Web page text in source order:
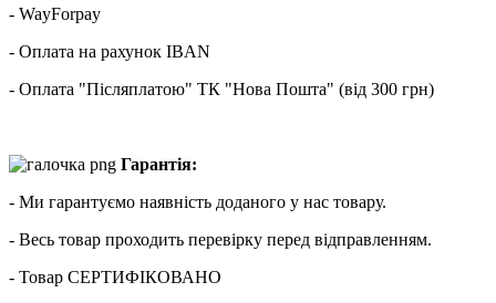
- WayForpay
- Оплата на рахунок IBAN
- Оплата "Післяплатою" ТК "Нова Пошта" (від 300 грн)
Гарантія:
- Ми гарантуємо наявність доданого у нас товару.
- Весь товар проходить перевірку перед відправленням.
- Товар СЕРТИФІКОВАНО